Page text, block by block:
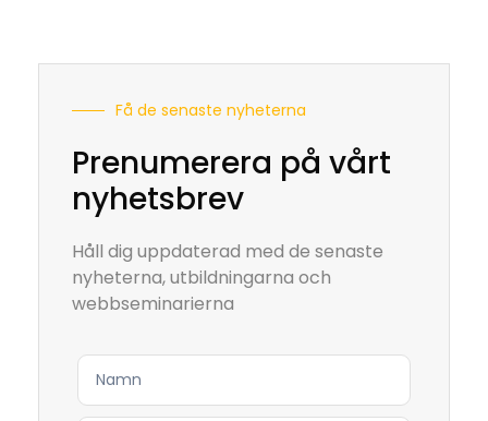
Få de senaste nyheterna
Prenumerera på vårt
nyhetsbrev
Håll dig uppdaterad med de senaste
nyheterna, utbildningarna och
webbseminarierna